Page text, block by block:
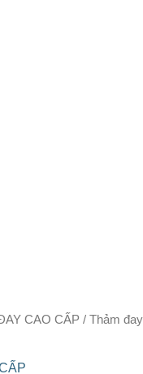
CAO CẤP / Thảm